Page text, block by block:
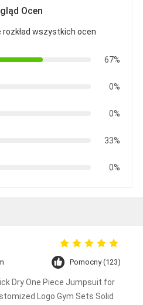
Ocen
rozkład wszystkich ocen
67%
0%
0%
33%
0%
Pomocny (123)
Dry One Piece Jumpsuit for
Logo Gym Sets Solid